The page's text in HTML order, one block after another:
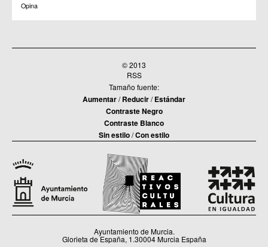
Opina
© 2013
RSS
Tamaño fuente:
Aumentar/Reducir/Estándar
Contraste Negro
Contraste Blanco
Sin estilo/Con estilo
Ayuntamiento de Murcia.
Glorieta de España, 1.30004 Murcia España